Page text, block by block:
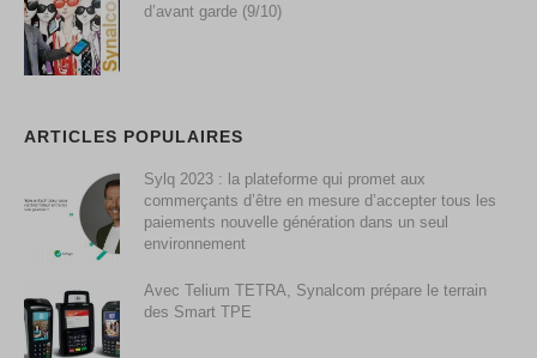
d’avant garde (9/10)
ARTICLES POPULAIRES
Sylq 2023 : la plateforme qui promet aux
commerçants d’être en mesure d’accepter tous les
paiements nouvelle génération dans un seul
environnement
Avec Telium TETRA, Synalcom prépare le terrain
des Smart TPE